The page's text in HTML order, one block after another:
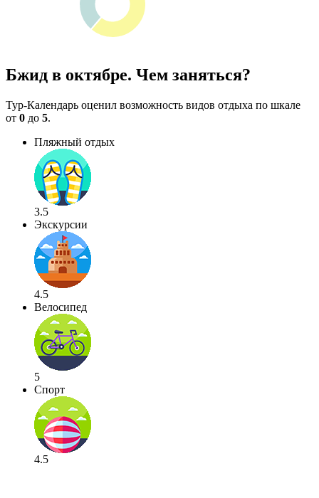
Бжид в октябре. Чем заняться?
Тур-Календарь оценил возможность видов отдыха по шкале
от 0 до 5.
Пляжный отдых
3.5
Экскурсии
4.5
Велосипед
5
Спорт
4.5